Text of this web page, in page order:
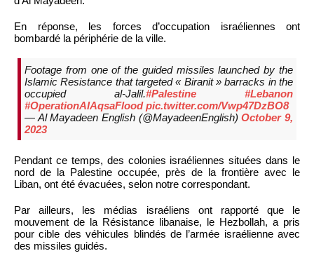
En réponse, les forces d’occupation israéliennes ont
bombardé la périphérie de la ville.
Footage from one of the guided missiles launched by the
Islamic Resistance that targeted « Biranit » barracks in the
occupied al-Jalil.#Palestine
#Lebanon
#OperationAlAqsaFlood pic.twitter.com/Vwp47DzBO8
— Al Mayadeen English (@MayadeenEnglish)October 9,
2023
Pendant ce temps, des colonies israéliennes situées dans le
nord de la Palestine occupée, près de la frontière avec le
Liban, ont été évacuées, selon notre correspondant.
Par ailleurs, les médias israéliens ont rapporté que le
mouvement de la Résistance libanaise, le Hezbollah, a pris
pour cible des véhicules blindés de l’armée israélienne avec
des missiles guidés.